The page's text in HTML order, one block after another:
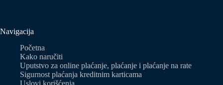
Navigacija
Početna
Kako naručiti
Uputstvo za online plaćanje, plaćanje i plaćanje na rate
Sigurnost plaćanja kreditnim karticama
Uslovi korišćenja